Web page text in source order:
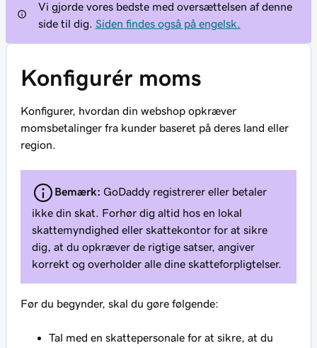
Vi gjorde vores bedste med oversættelsen af denne
side til dig.
Siden findes også på engelsk.
Konfigurér moms
Konfigurer, hvordan din webshop opkræver
momsbetalinger fra kunder baseret på deres land eller
region.
Bemærk: GoDaddy registrerer eller betaler
ikke din skat. Forhør dig altid hos en lokal
skattemyndighed eller skattekontor for at sikre
dig, at du opkræver de rigtige satser, angiver
korrekt og overholder alle dine skatteforpligtelser.
Før du begynder, skal du gøre følgende:
Tal med en skattepersonale for at sikre, at du